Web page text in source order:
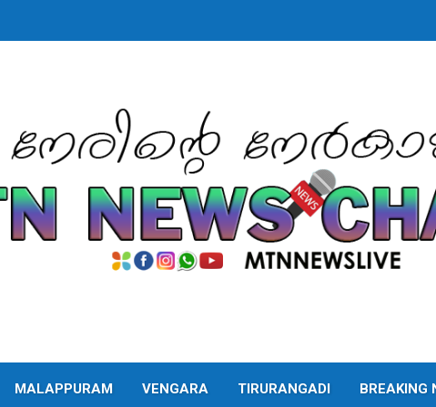
MALAPPURAM VENGARA TIRURANGADI BREAKING